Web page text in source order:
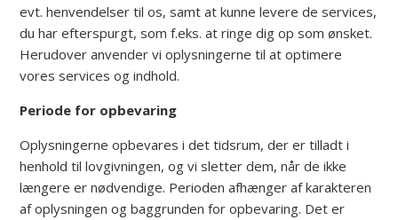
evt. henvendelser til os, samt at kunne levere de services,
du har efterspurgt, som f.eks. at ringe dig op som ønsket.
Herudover anvender vi oplysningerne til at optimere
vores services og indhold.
Periode for opbevaring
Oplysningerne opbevares i det tidsrum, der er tilladt i
henhold til lovgivningen, og vi sletter dem, når de ikke
længere er nødvendige. Perioden afhænger af karakteren
af oplysningen og baggrunden for opbevaring. Det er